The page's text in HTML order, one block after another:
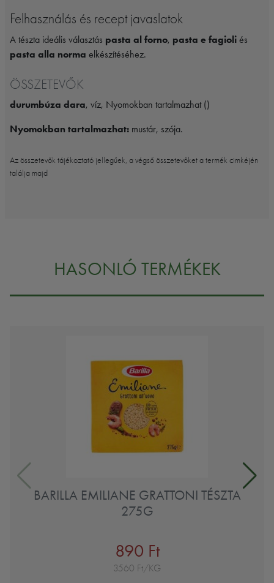
Felhasználás és recept javaslatok
A tészta ideális választás pasta al forno, pasta e fagioli és
pasta alla norma elkészítéséhez.
ÖSSZETEVŐK
durumbúza dara, víz, Nyomokban tartalmazhat ()
Nyomokban tartalmazhat: mustár, szója.
Az összetevők tájékoztató jellegűek, a végső összetevőket a termék cimkéjén
találja majd
HASONLÓ TERMÉKEK
BARILLA EMILIANE GRATTONI TÉSZTA
275G
890 Ft
3560 Ft/KG